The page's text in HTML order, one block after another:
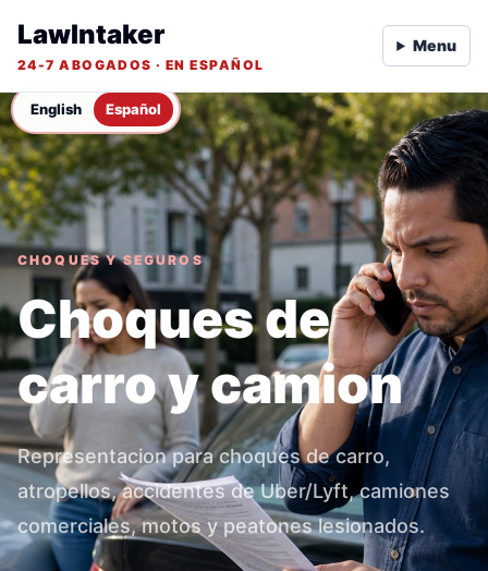
English Español
LawIntaker
24-7 ABOGADOS · EN ESPAÑOL
Menu
CHOQUES Y SEGUROS
Choques de
carro y camion
Representacion para choques de carro,
atropellos, accidentes de Uber/Lyft, camiones
comerciales, motos y peatones lesionados.